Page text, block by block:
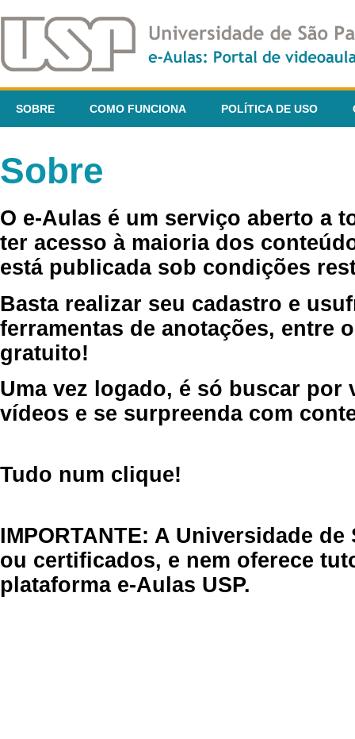
SOBRE COMO FUNCIONA POLÍTICA DE USO
Sobre
O e-Aulas é um serviço aberto a
ter acesso à maioria dos
está publicada sob condições
Basta realizar seu cadastro e
ferramentas de anotações, entre
gratuito!
Uma vez logado, é só buscar por
vídeos e se surpreenda com
Tudo num clique!
IMPORTANTE: A Universidade
ou certificados, e nem oferece
plataforma e-Aulas USP.